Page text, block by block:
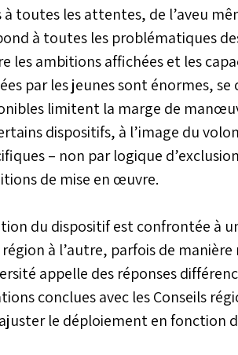
toutes les attentes, de l’aveu
à toutes les problématiques
les ambitions affichées et les
par les jeunes sont énormes,
limitent la marge de
dispositifs, à l’image du
– non par logique
de mise en œuvre.
du dispositif est confrontée à
à l’autre, parfois de
appelle des réponses
conclues avec les Conseils
le déploiement en fonction